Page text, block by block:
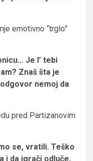
emotivno “trglo”
Je l’ tebi
Znaš šta je
nemoj da
pred Partizanovim
se, vratili. Teško
i da igrači odluče,